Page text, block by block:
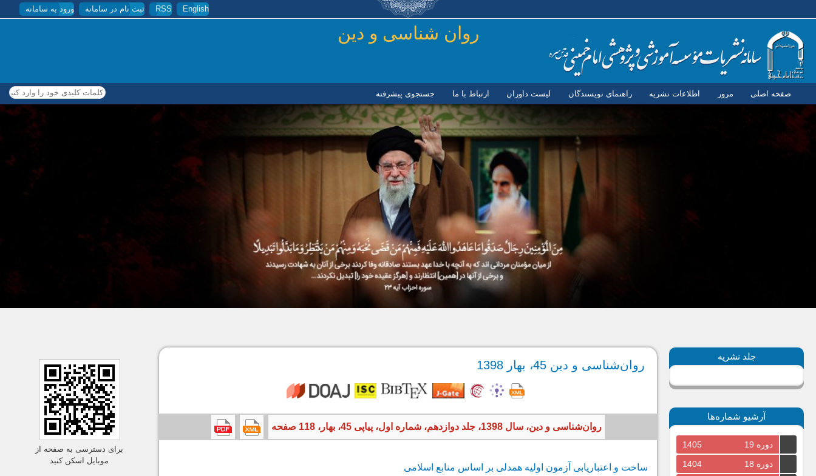
رفتن به محتوای اصلی English
RSS ثبت نام در سامانه ورود به سامانه
روان شناسی و دين
صفحه اصلی مرور اطلاعات نشریه راهنمای نویسندگان لیست داوران ارتباط با ما جستجوی پیشرفته کلمات کلیدی خود را وارد کنید
جلد نشریه
آرشیو شماره‌ها
دوره 19
1405
دوره 18
1404
روان‌شناسی و دین 45، بهار 1398
روان‌شناسی و دین، سال 1398، جلد دوازدهم، شماره اول، پیاپی 45، بهار، 118 صفحه
ساخت و اعتباریابی آزمون اولیه همدلی بر اساس منابع اسلامی
برای دسترسی به صفحه از
موبایل اسکن کنید